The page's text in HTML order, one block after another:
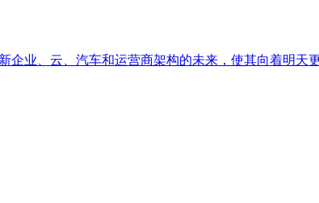
企业、云、汽车和运营商架构的未来，使其向着明天